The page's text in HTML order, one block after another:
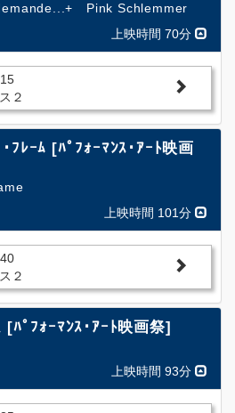
Pink Schlemmer
上映時間 70分
２
･ﾌﾚｰﾑ [ﾊﾟﾌｫｰﾏﾝｽ･ｱｰﾄ映画
上映時間 101分
２
[ﾊﾟﾌｫｰﾏﾝｽ･ｱｰﾄ映画祭]
上映時間 93分